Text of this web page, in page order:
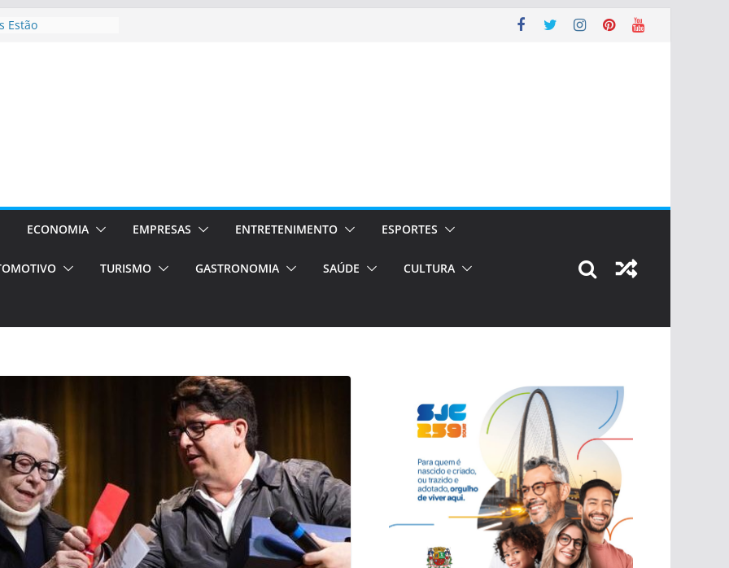
Estão
únicas e
de volta!
ECONOMIA EMPRESAS ENTRETENIMENTO ESPORTES
TURISMO GASTRONOMIA SAÚDE CULTURA